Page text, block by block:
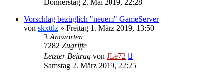
Donnerstag 2. Mai 2019, 22:28
Vorschlag bezüglich "neuem" GameServer
von skxttlz » Freitag 1. März 2019, 13:50
3 Antworten
7282 Zugriffe
Letzter Beitrag von JLe72
Samstag 2. März 2019, 22:25